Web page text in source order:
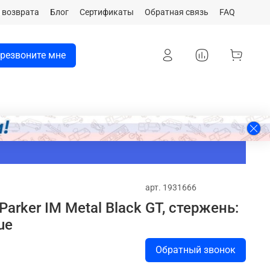
Блог Сертификаты Обратная связь FAQ
мне
арт. 1931666
IM Metal Black GT, стержень:
Обратный звонок